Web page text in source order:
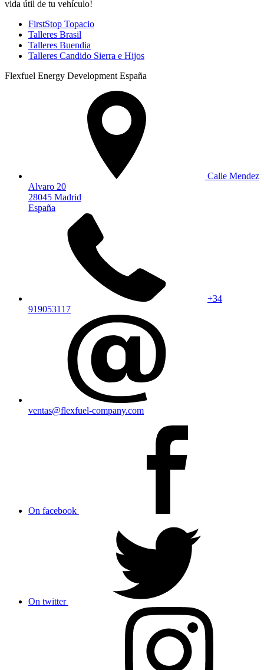
vida útil de tu vehículo!
FirstStop Topacio
Talleres Brasil
Talleres Buendia
Talleres Candido Sierra e Hijos
Flexfuel Energy Development España
Calle Mendez
Alvaro 20
28045 Madrid
España
+34
919053117
ventas@flexfuel-company.com
On facebook
On twitter